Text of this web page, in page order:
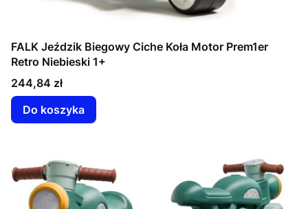
FALK Jeździk Biegowy Ciche Koła Motor Prem1er
Retro Niebieski 1+
Cena
244,84 zł
Do koszyka